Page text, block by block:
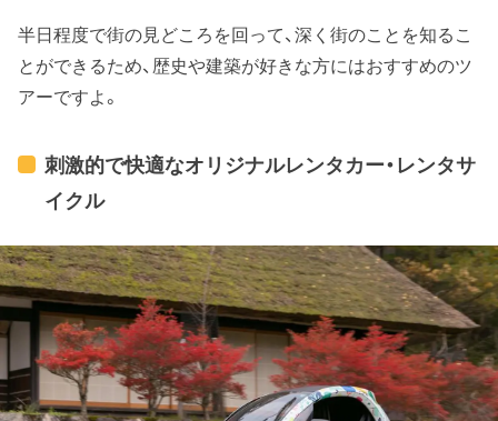
半日程度で街の見どころを回って、深く街のことを知るこ
とができるため、歴史や建築が好きな方にはおすすめのツ
アーですよ。
刺激的で快適なオリジナルレンタカー・レンタサ
イクル